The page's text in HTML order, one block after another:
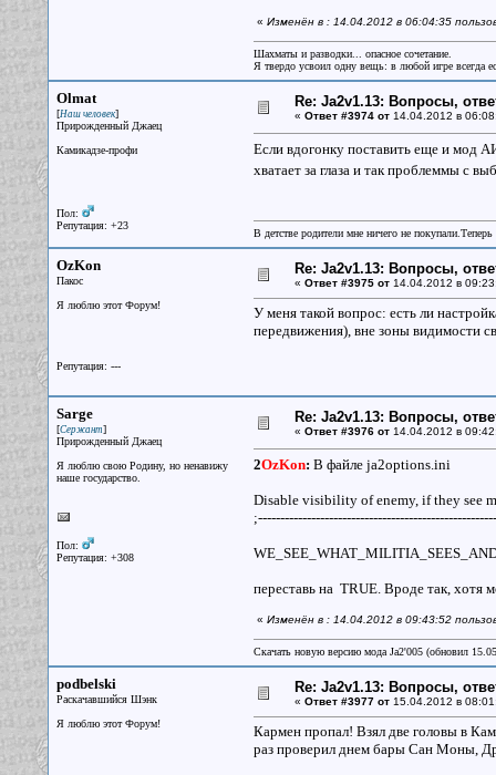
« Изменён в : 14.04.2012 в 06:04:35
Шахматы и разводки... опасное сочетание.
Я твердо усвоил одну вещь: в любой игре всегда
Olmat
[Наш человек]
Прирожденный Джаец
Камикадзе-профи
Пол:
Репутация: +23
Re: Ja2v1.13: Вопросы,
« Ответ #3974 от14.04.2012 в
Если вдогонку поставить еще и мод
хватает за глаза и так проблеммы с
В детстве родители мне ничего не
OzKon
Пакос
Я люблю этот Форум!
Репутация: ---
Re: Ja2v1.13: Вопросы,
« Ответ #3975 от14.04.2012 в
У меня такой вопрос: есть ли
передвижения), вне зоны видимости
Sarge
[Сержант]
Прирожденный Джаец
Я люблю свою Родину, но ненавижу
наше государство.
Пол:
Репутация: +308
Re: Ja2v1.13: Вопросы,
« Ответ #3976 от14.04.2012 в
2OzKon: В файле ja2options.ini
Disable visibility of enemy, if they see
переставь на TRUE. Вроде так, хотя
« Изменён в : 14.04.2012 в 09:43:52
Скачать новую версию мода Ja2'005 (обновил
podbelski
Раскачавшийся Шэнк
Я люблю этот Форум!
Re: Ja2v1.13: Вопросы,
« Ответ #3977 от15.04.2012 в
Кармен пропал! Взял две головы в
раз проверил днем бары Сан Моны,